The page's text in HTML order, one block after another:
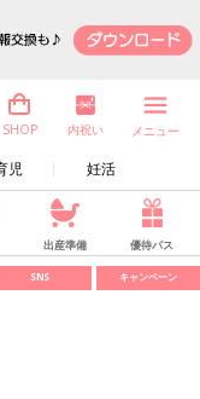
児 妊活
SHOP 内祝い メニュー
出産準備 優待パス
SNS キャンペーン